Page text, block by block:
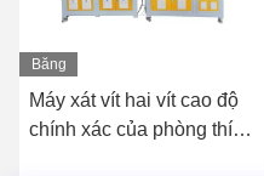
Băng
hình
Máy xát vít hai vít cao độ
chính xác của phòng thí